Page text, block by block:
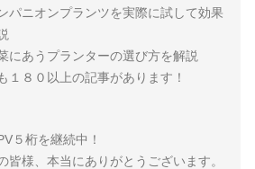
パニオンプランツを実際に試して効果
にあうプランターの選び方を解説
１８０以上の記事があります！
５桁を継続中！
皆様、本当にありがとうございます。